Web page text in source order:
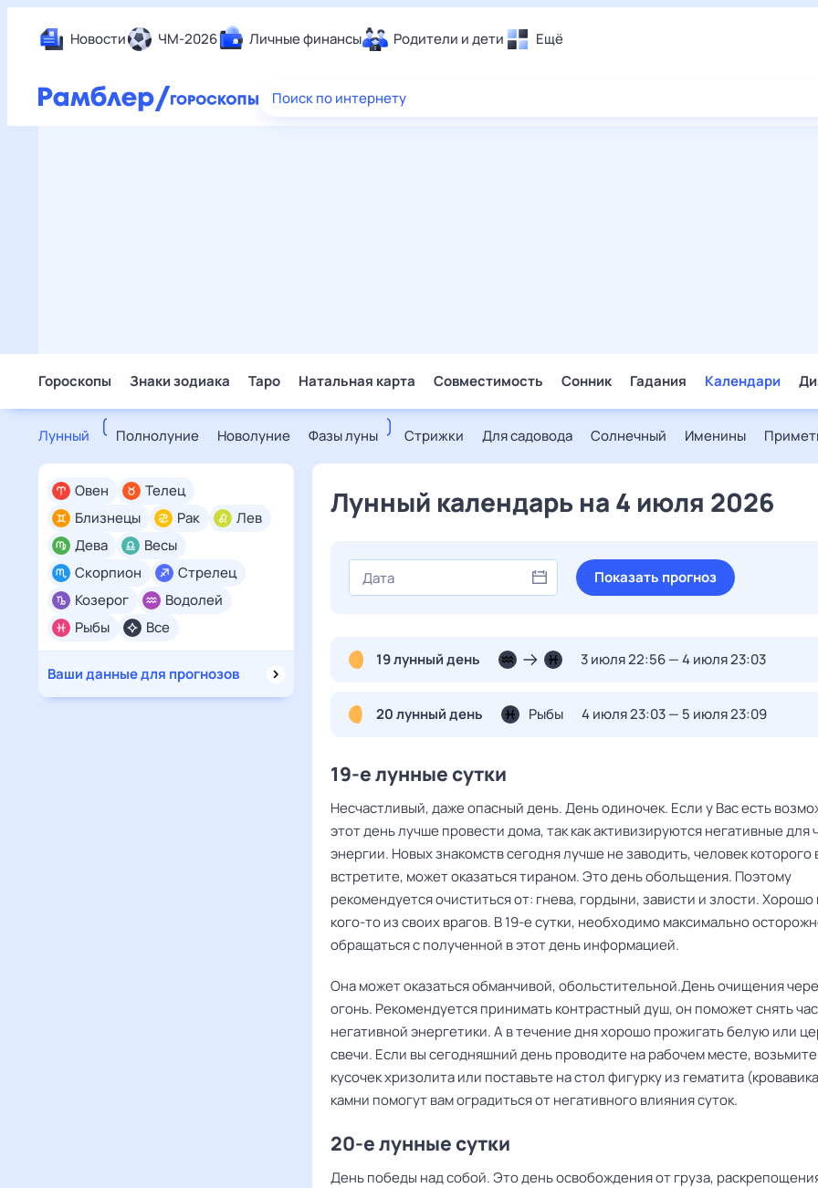
Новости ЧМ-2026 Личные финансы Родители и дети Ещё
Еда
Поиск по интернету
Гороскопы Знаки зодиака Таро Натальная карта Совместимость Сонник Гадания Календари
Лунный Полнолуние Новолуние Фазы луны Стрижки Для садовода Солнечный Именины
Все
Овен
Телец
Близнецы
Рак
Лев
Дева
Весы
Скорпион
Стрелец
Козерог
Водолей
Рыбы
Ваши данные для прогнозов
Лунный календарь на 4 июля 2026
Показать прогноз
19 лунный день 3 июля 22:56 — 4 июля 23:03
20 лунный день Рыбы 4 июля 23:03 — 5 июля 23:09
19-е лунные сутки
Несчастливый, даже опасный день. День одиночек. Если у Вас есть
этот день лучше провести дома, так как активизируются негативные для
энергии. Новых знакомств сегодня лучше не заводить, человек которого
встретите, может оказаться тираном. Это день обольщения. Поэтому
рекомендуется очиститься от: гнева, гордыни, зависти и злости. Хорошо
кого-то из своих врагов. В 19-е сутки, необходимо максимально
обращаться с полученной в этот день информацией.
Она может оказаться обманчивой, обольстительной.День очищения
огонь. Рекомендуется принимать контрастный душ, он поможет снять
негативной энергетики. А в течение дня хорошо прожигать белую или
свечи. Если вы сегодняшний день проводите на рабочем месте,
кусочек хризолита или поставьте на стол фигурку из гематита
камни помогут вам оградиться от негативного влияния суток.
20-е лунные сутки
День победы над собой. Это день освобождения от груза,